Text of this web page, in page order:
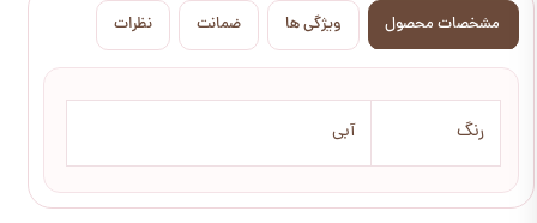
مشخصات محصول ویژگی ها ضمانت نظرات
رنگ آبی